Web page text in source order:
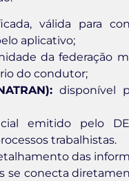
válida para
aplicativo;
da federação
do condutor;
disponível
emitido pelo
trabalhistas.
das
se conecta